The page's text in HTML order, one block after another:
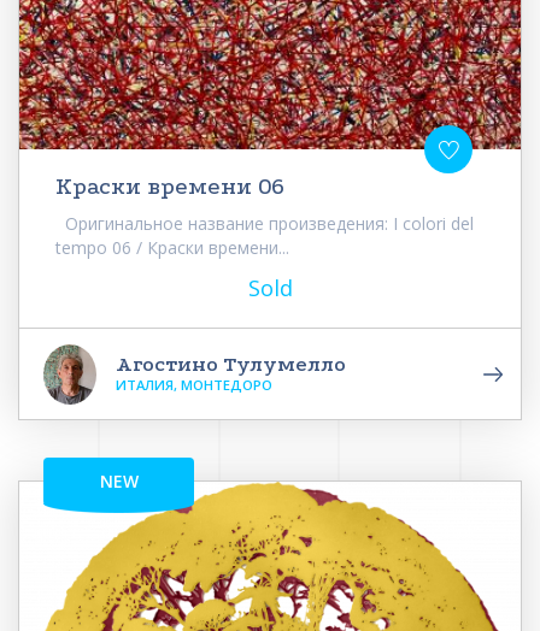
Краски времени 06
Оригинальное название произведения: I colori del
tempo 06 / Краски времени...
Sold
Агостино Тулумелло
ИТАЛИЯ, МОНТЕДОРО
NEW